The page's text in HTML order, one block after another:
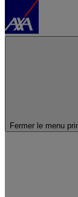
Fermer le menu